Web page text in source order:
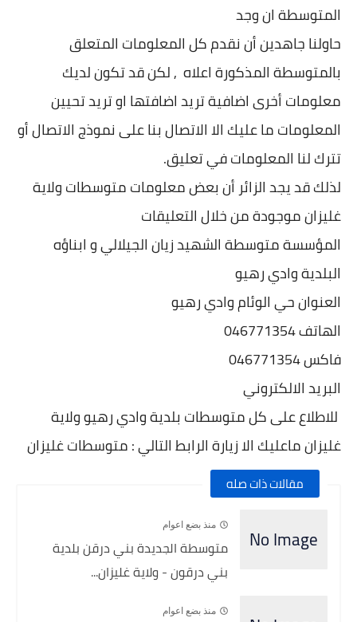
المتوسطة ان وجد
حاولنا جاهدين أن نقدم كل المعلومات المتعلق
بالمتوسطة المذكورة اعلاه , لكن قد تكون لديك
معلومات أخرى اضافية تريد اضافتها او تريد تحيين
المعلومات ما عليك الا الاتصال بنا على نموذج الاتصال أو
تترك لنا المعلومات في تعليق.
لذلك قد يجد الزائر أن بعض معلومات متوسطات ولاية
غليزان موجودة من خلال التعليقات
المؤسسة متوسطة الشهيد زيان الجيلالي و ابناؤه
البلدية وادي رهيو
العنوان حي الوئام وادي رهيو
الهاتف 046771354
فاكس 046771354
البريد الالكتروني
للاطلاع على كل متوسطات بلدية وادي رهيو ولاية
غليزان ماعليك الا زيارة الرابط التالي : متوسطات غليزان
مقالات ذات صله
منذ بضع اعوام
متوسطة الجديدة بني درقن بلدية
بني درقون - ولاية غليزان...
منذ بضع اعوام